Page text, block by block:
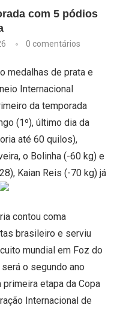
com 5 pódios
0 comentários
medalhas de prata e
Internacional
da temporada
(1º), último dia da
até 60 quilos),
o Bolinha (-60 kg) e
Kaian Reis (-70 kg) já
contou coma
brasileiro e serviu
mundial em Foz do
o segundo ano
etapa da Copa
Internacional de